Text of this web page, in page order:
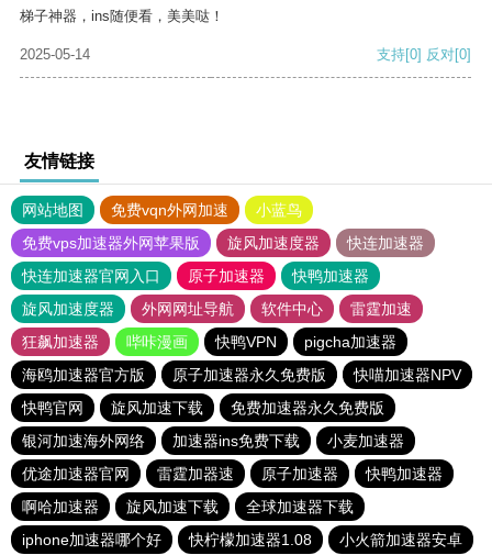
梯子神器，ins随便看，美美哒！
2025-05-14 支持[0] 反对[0]
友情链接
网站地图 免费vqn外网加速
小蓝鸟
免费vps加速器外网苹果版
旋风加速度器
快连加速器
快连加速器官网入口
原子加速器
快鸭加速器
旋风加速度器
外网网址导航 软件中心
雷霆加速
狂飙加速器
哔咔漫画 快鸭VPN
pigcha加速器
海鸥加速器官方版
原子加速器永久免费版
快喵加速器NPV
快鸭官网
旋风加速下载
免费加速器永久免费版
银河加速海外网络
加速器ins免费下载
小麦加速器
优途加速器官网
雷霆加器速 原子加速器
快鸭加速器
啊哈加速器
旋风加速下载
全球加速器下载
iphone加速器哪个好
快柠檬加速器1.08 小火箭加速器安卓